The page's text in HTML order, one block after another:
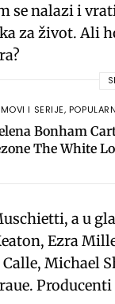
se nalazi i
za život. Ali
I SERIJE,
Bonham
The White
a u
Ezra
Michael